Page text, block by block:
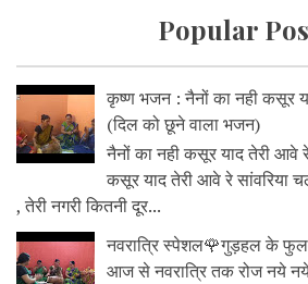
Popular
कृष्ण भजन : नैनों का नही कसूर
(दिल को छूने वाला भजन)
नैनों का नही कसूर याद तेरी आवे
कसूर याद तेरी आवे रे सांवरिया
, तेरी नगरी कितनी दूर...
नवरात्रि स्पेशल🌹गुड़हल के
आज से नवरात्रि तक रोज नये